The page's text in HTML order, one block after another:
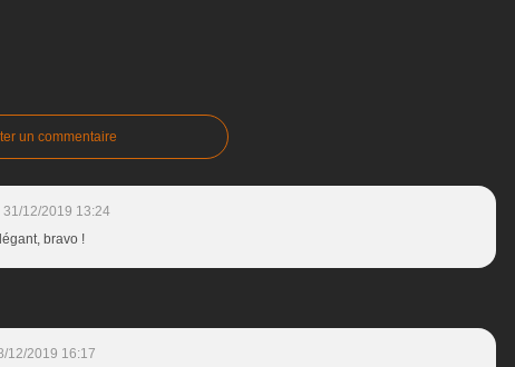
un commentaire
31/12/2019 13:24
bravo !
12/2019 16:17